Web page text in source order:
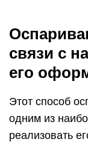
связи с
его
Этот способ
одним из
реализовать